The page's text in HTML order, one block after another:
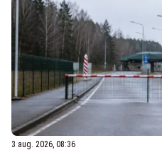
3 aug. 2026, 08:36